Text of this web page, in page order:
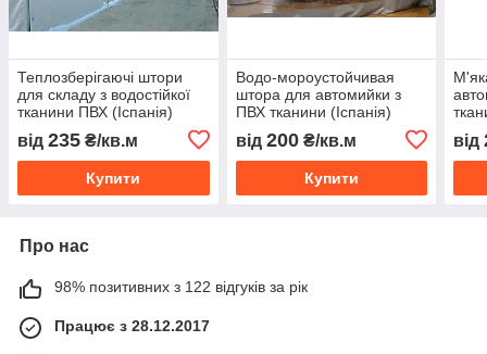
Теплозберігаючі штори
для складу з водостійкої
тканини ПВХ (Іспанія)
від 235 ₴/кв.м
Купити
Водо-мороустойчивая
штора для автомийки з
ПВХ тканини (Іспанія)
від 200₴/кв.м
Купити
від
Про нас
98% позитивних з 122 відгуків за рік
Працює з 28.12.2017